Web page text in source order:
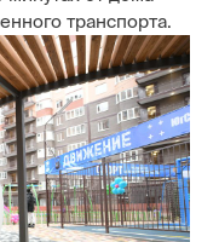
транспорта.